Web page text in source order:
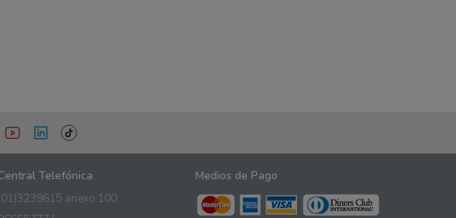
Telefónica
anexo 100
Medios de Pago